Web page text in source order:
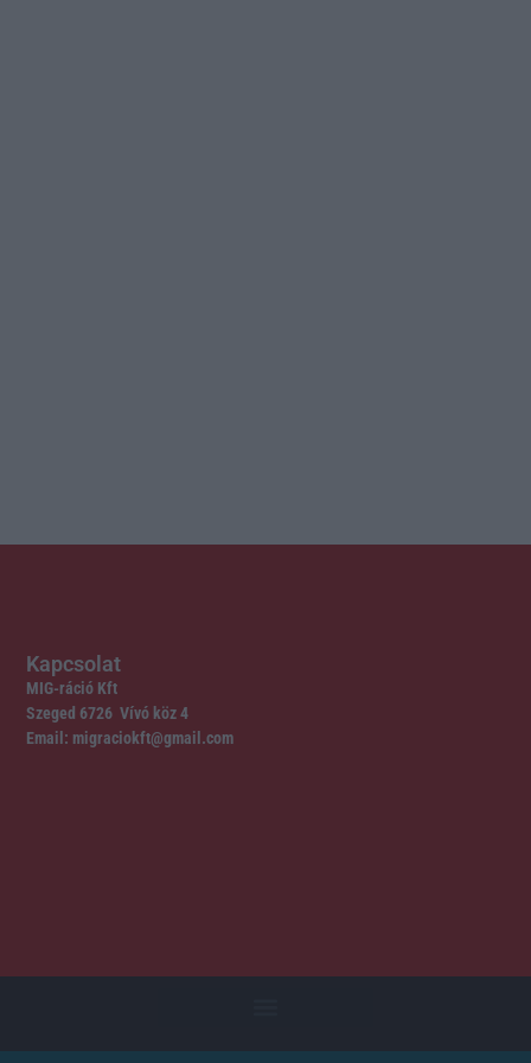
Kapcsolat
MIG-ráció Kft
Szeged 6726 Vívó köz 4
Email: migraciokft@gmail.com